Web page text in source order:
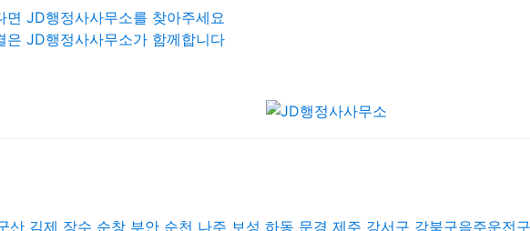
면 JD행정사사무소를 찾아주세요
은 JD행정사사무소가 함께합니다
산 김제 장수 순창 부안 순천 나주 보성 하동 문경 제주 강서구 강북구음주운전